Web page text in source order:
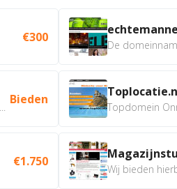
€300
Bieden
€1.750
De
Topdomein
Wij bieden